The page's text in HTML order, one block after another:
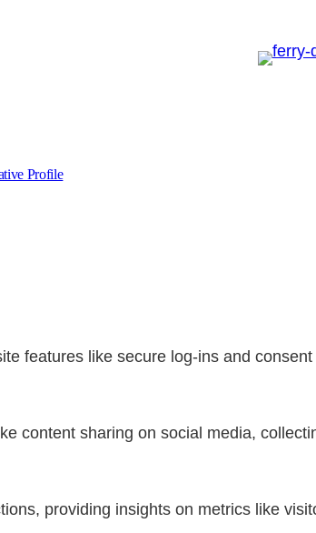
Profile
features like secure log-ins and
content sharing on social media,
providing insights on metrics like